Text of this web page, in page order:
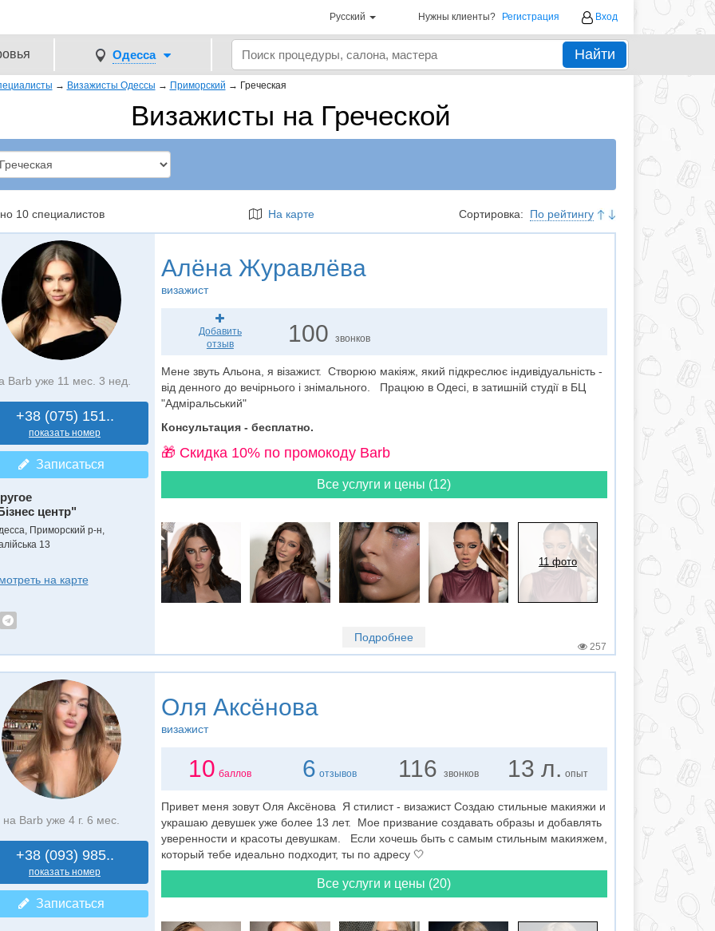
Русский Нужны клиенты? Регистрация Вход
Одесса Найти
→ Визажисты Одессы → Приморский → Греческая
Визажисты на Греческой
10 специалистов На карте Сортировка: По рейтингу
Barb уже 11 мес. 3 нед.
+38 (075) 151..
показать номер
Записаться
центр"
Приморский р-н,
13
на карте
Алёна Журавлёва
визажист
Добавить
отзыв
100звонков
Мене звуть Альона, я візажист. Створюю макіяж, який підкреслює індивідуальність -
від денного до вечірнього і знімального. Працюю в Одесі, в затишній студії в БЦ
"Адміральський"
Консультация - бесплатно.
🎁 Cкидка 10% по промокоду Barb
Все услуги и цены (12)
11 фото
Подробнее
257
на Barb уже 4 г. 6 мес.
+38 (093) 985..
показать номер
Записаться
Оля Аксёнова
визажист
10 баллов 6 отзывов 116 звонков 13 л. опыт
Привет меня зовут Оля Аксёнова Я стилист - визажист Создаю стильные макияжи и
украшаю девушек уже более 13 лет. Мое призвание создавать образы и добавлять
уверенности и красоты девушкам. Если хочешь быть с самым стильным макияжем,
который тебе идеально подходит, ты по адресу 🤍
Все услуги и цены (20)